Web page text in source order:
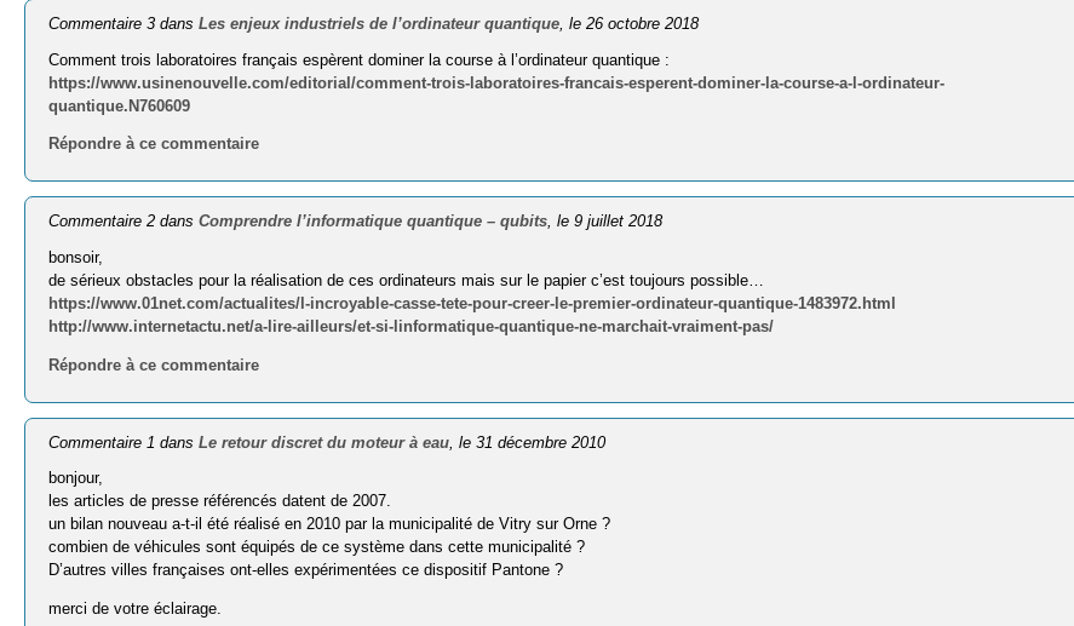
Commentaire 3 dansLes enjeux industriels de l’ordinateur quantique , le 26 octobre 2018
Comment trois laboratoires français espèrent dominer la course à l’ordinateur quantique :
https://www.usinenouvelle.com/editorial/comment-trois-laboratoires-francais-esperent-dominer-la-course-a-l-ordinateur-
quantique.N760609
Répondre à ce commentaire
Commentaire 2 dansComprendre l’informatique quantique – qubits, le 9 juillet 2018
bonsoir,
de sérieux obstacles pour la réalisation de ces ordinateurs mais sur le papier c’est toujours possible…
https://www.01net.com/actualites/l-incroyable-casse-tete-pour-creer-le-premier-ordinateur-quantique-1483972.html
http://www.internetactu.net/a-lire-ailleurs/et-si-linformatique-quantique-ne-marchait-vraiment-pas/
Répondre à ce commentaire
Commentaire 1 dansLe retour discret du moteur à eau , le 31 décembre 2010
bonjour,
les articles de presse référencés datent de 2007.
un bilan nouveau a-t-il été réalisé en 2010 par la municipalité de Vitry sur Orne ?
combien de véhicules sont équipés de ce système dans cette municipalité ?
D’autres villes françaises ont-elles expérimentées ce dispositif Pantone ?
merci de votre éclairage.